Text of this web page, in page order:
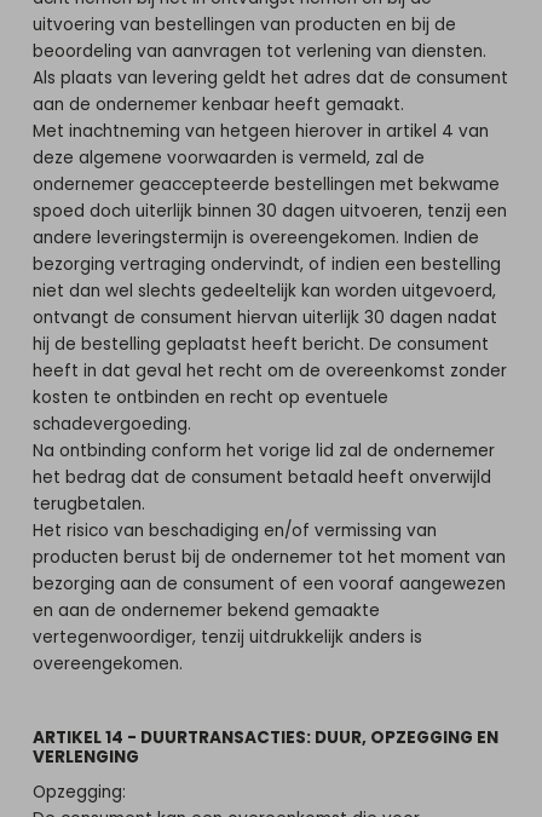
uitvoering van bestellingen van producten en bij de
beoordeling van aanvragen tot verlening van diensten.
Als plaats van levering geldt het adres dat de consument
aan de ondernemer kenbaar heeft gemaakt.
Met inachtneming van hetgeen hierover in artikel 4 van
deze algemene voorwaarden is vermeld, zal de
ondernemer geaccepteerde bestellingen met bekwame
spoed doch uiterlijk binnen 30 dagen uitvoeren, tenzij een
andere leveringstermijn is overeengekomen. Indien de
bezorging vertraging ondervindt, of indien een bestelling
niet dan wel slechts gedeeltelijk kan worden uitgevoerd,
ontvangt de consument hiervan uiterlijk 30 dagen nadat
hij de bestelling geplaatst heeft bericht. De consument
heeft in dat geval het recht om de overeenkomst zonder
kosten te ontbinden en recht op eventuele
schadevergoeding.
Na ontbinding conform het vorige lid zal de ondernemer
het bedrag dat de consument betaald heeft onverwijld
terugbetalen.
Het risico van beschadiging en/of vermissing van
producten berust bij de ondernemer tot het moment van
bezorging aan de consument of een vooraf aangewezen
en aan de ondernemer bekend gemaakte
vertegenwoordiger, tenzij uitdrukkelijk anders is
overeengekomen.
ARTIKEL 14 - DUURTRANSACTIES: DUUR, OPZEGGING EN
VERLENGING
Opzegging: